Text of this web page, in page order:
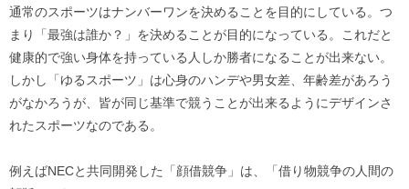
通常のスポーツはナンバーワンを決めることを目的にしている。つ
まり「最強は誰か？」を決めることが目的になっている。これだと
健康的で強い身体を持っている人しか勝者になることが出来ない。
しかし「ゆるスポーツ」は心身のハンデや男女差、年齢差があろう
がなかろうが、皆が同じ基準で競うことが出来るようにデザインさ
れたスポーツなのである。
例えばNECと共同開発した「顔借競争」は、「借り物競争の人間の